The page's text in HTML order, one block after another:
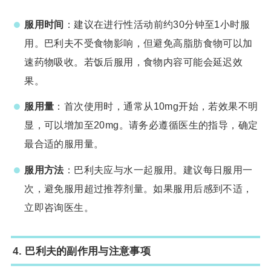
服用时间 ：建议在进行性活动前约30分钟至1小时服
用。巴利夫不受食物影响，但避免高脂肪食物可以加
速药物吸收。若饭后服用，食物内容可能会延迟效
果。
服用量 ：首次使用时，通常从10mg开始，若效果不明
显，可以增加至20mg。请务必遵循医生的指导，确定
最合适的服用量。
服用方法：巴利夫应与水一起服用。建议每日服用一
次，避免服用超过推荐剂量。如果服用后感到不适，
立即咨询医生。
4. 巴利夫的副作用与注意事项